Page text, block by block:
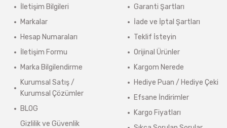
Ürün açıklamasında “Kargo Bedava” ibaresi bulunan ürünler ücretsiz
Sistem tarafından otomatik ücret çıkmasa bile, 4000 TL altındaki
Kargo ücretleri, alışveriş sırasında adres bilgileriniz tamamlandıktan
Güncel Kargo Ücretleri
Desi / Kg Aras Kargo- Yurtiçi Kargo
İletişim Bilgileri
Markalar
Hesap Numaraları
İletişim Formu
Marka Bilgilendirme
Kurumsal Satış /
Kurumsal Çözümler
BLOG
Gizlilik ve Güvenlik
Garanti Şartları
İade ve İptal Şartları
Teklif İsteyin
Orijinal Ürünler
Kargom Nerede
Hediye Puan / Hediye Çeki
Efsane İndirimler
Kargo Fiyatları